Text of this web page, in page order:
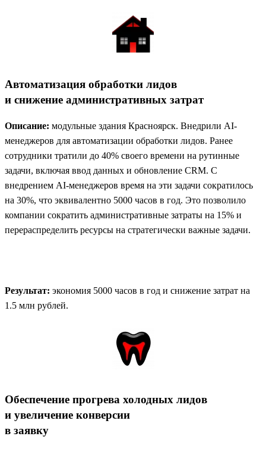
Автоматизация обработки лидов
и снижение административных затрат
Описание: модульные здания Красноярск. Внедрили AI-
менеджеров для автоматизации обработки лидов. Ранее
сотрудники тратили до 40% своего времени на рутинные
задачи, включая ввод данных и обновление CRM. С
внедрением AI-менеджеров время на эти задачи сократилось
на 30%, что эквивалентно 5000 часов в год. Это позволило
компании сократить административные затраты на 15% и
перераспределить ресурсы на стратегически важные задачи.
Результат: экономия 5000 часов в год и снижение затрат на
1.5 млн рублей.
Обеспечение прогрева холодных лидов
и увеличение конверсии
в заявку